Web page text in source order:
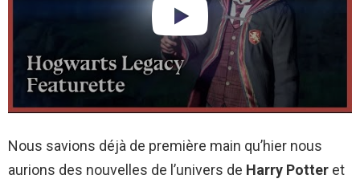
Nous savions déjà de première main qu’hier nous
aurions des nouvelles de l’univers de Harry Potter et